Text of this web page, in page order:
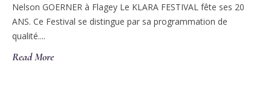
Nelson GOERNER à Flagey Le KLARA FESTIVAL fête ses 20
ANS. Ce Festival se distingue par sa programmation de
qualité....
Read More